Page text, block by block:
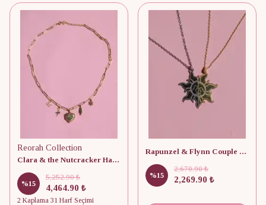
Reorah Collection
Clara & the Nutcracker Harfli Locket 925 Gümüş Kolye
%15
5,252.90 ₺
4,464.90 ₺
2 Kaplama 31 Harf Seçimi
Rapunzel & Flynn Couple Kolye 925 Gümüş
%15
2,670.90 ₺
2,269.90 ₺